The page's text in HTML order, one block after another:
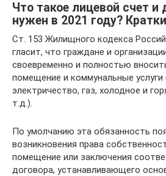
Что такое лицевой счет и
нужен в 2021 году?
Ст. 153 Жилищного кодекса
гласит, что граждане и
своевременно и полностью
помещение и коммунальные услуги
электричество, газ, холодное и
т.д.).
По умолчанию эта обязанность
возникновения права
помещение или заключения
договора, устанавливающего